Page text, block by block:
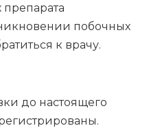
побочных
к врачу.
до на­сто­я­ще­го